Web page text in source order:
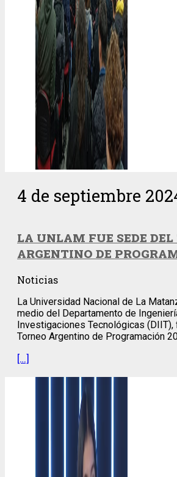
4 de septiembre
LA UNLAM FUE SEDE DEL
ARGENTINO DE
Noticias
La Universidad Nacional de La
medio del Departamento de
Investigaciones Tecnológicas
Torneo Argentino de Programación
[…]